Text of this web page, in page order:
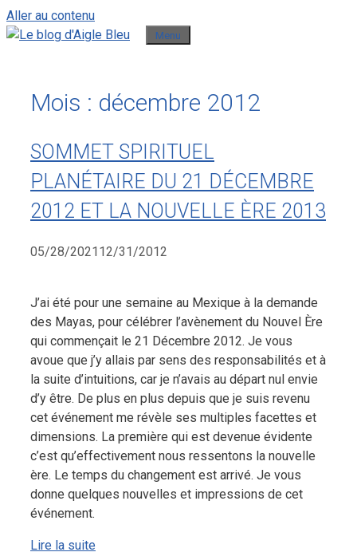
Aller au contenu
Menu
Mois : décembre 2012
SOMMET SPIRITUEL
PLANÉTAIRE DU 21 DÉCEMBRE
2012 ET LA NOUVELLE ÈRE 2013
05/28/202112/31/2012
J’ai été pour une semaine au Mexique à la demande
des Mayas, pour célébrer l’avènement du Nouvel Ère
qui commençait le 21 Décembre 2012. Je vous
avoue que j’y allais par sens des responsabilités et à
la suite d’intuitions, car je n’avais au départ nul envie
d’y être. De plus en plus depuis que je suis revenu
cet événement me révèle ses multiples facettes et
dimensions. La première qui est devenue évidente
c’est qu’effectivement nous ressentons la nouvelle
ère. Le temps du changement est arrivé. Je vous
donne quelques nouvelles et impressions de cet
événement.
Lire la suite